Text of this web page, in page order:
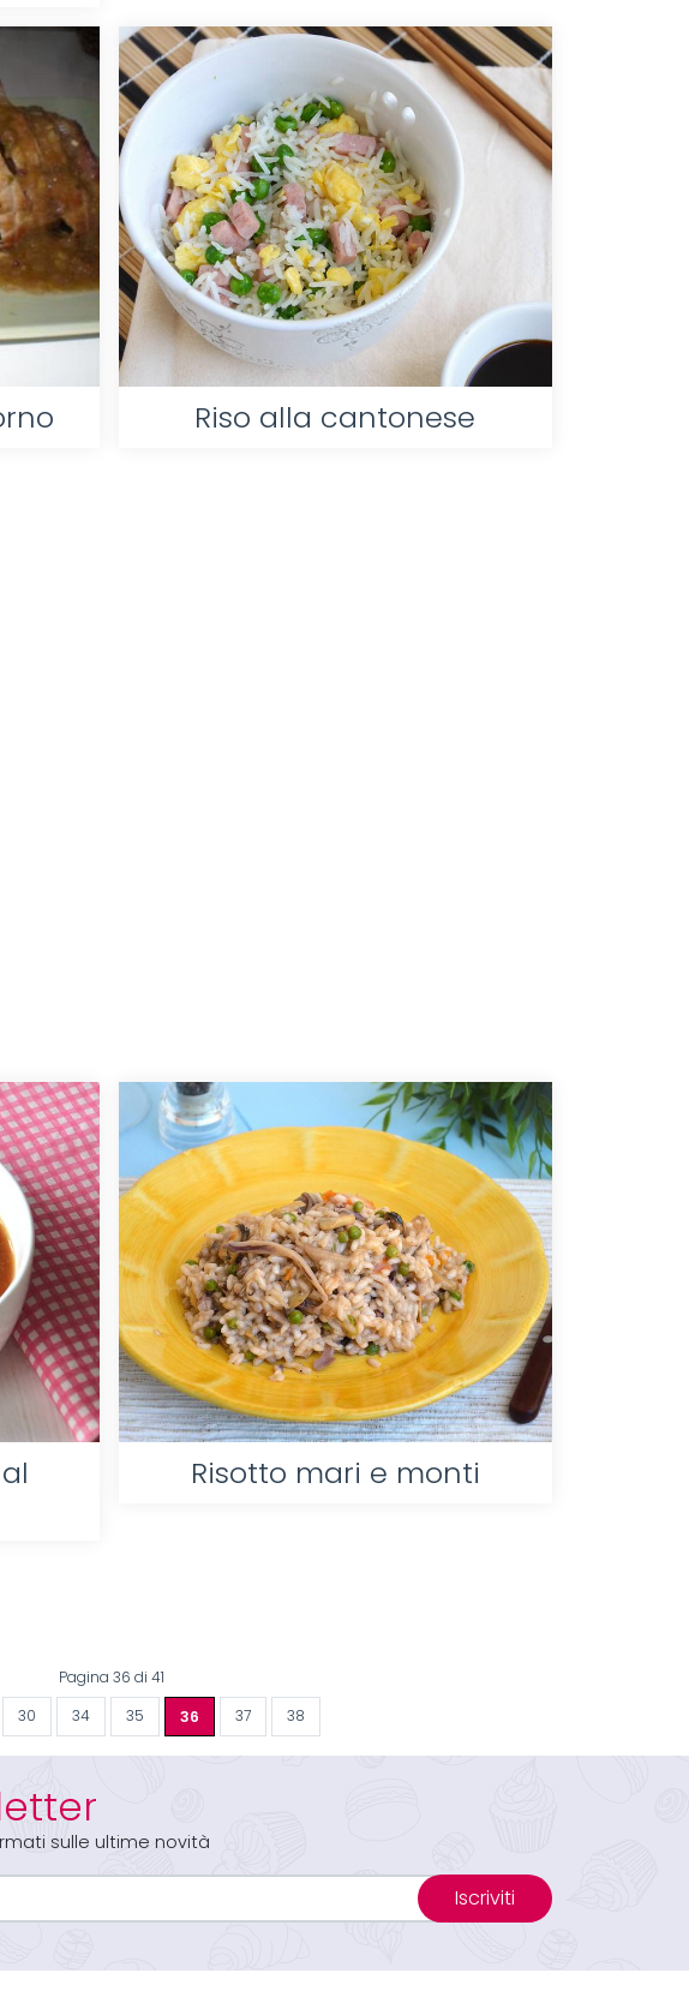
Riso alla cantonese
Risotto mari e monti
Pagina 36 di 41
30 34 35 36 37 38
sulle ultime novità
Iscriviti